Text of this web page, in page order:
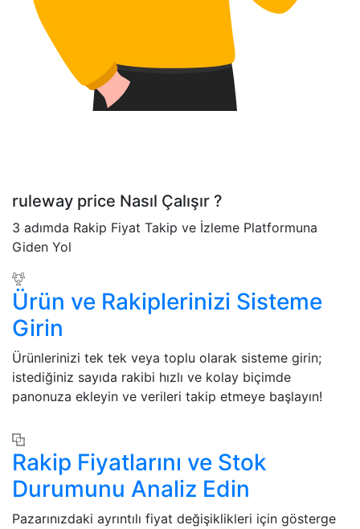
ruleway price Nasıl Çalışır ?
3 adımda Rakip Fiyat Takip ve İzleme Platformuna
Giden Yol
Ürün ve Rakiplerinizi Sisteme
Girin
Ürünlerinizi tek tek veya toplu olarak sisteme girin;
istediğiniz sayıda rakibi hızlı ve kolay biçimde
panonuza ekleyin ve verileri takip etmeye başlayın!
Rakip Fiyatlarını ve Stok
Durumunu Analiz Edin
Pazarınızdaki ayrıntılı fiyat değişiklikleri için gösterge